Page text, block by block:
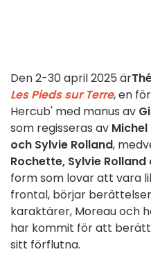
Den 2-30 april 2025 är
Les Pieds sur Terre, en
Hercub' med manus av
som regisseras av
och Sylvie Rolland,
Rochette, Sylvie Rolland
form som lovar att vara
frontal, börjar
karaktärer, Moreau och
har kommit för att
sitt förflutna.